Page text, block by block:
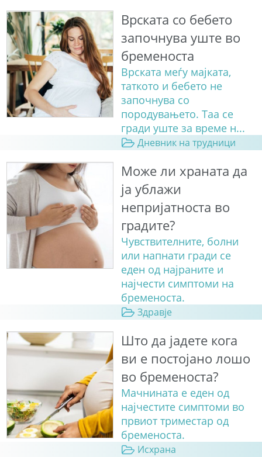
Врската со бебето
започнува уште во
бременоста
Врската меѓу мајката,
таткото и бебето не
започнува со
породувањето. Таа се
гради уште за време н...
Дневник на трудници
Може ли храната да
ја ублажи
непријатноста во
градите?
Чувствителните, болни
или напнати гради се
еден од најраните и
најчести симптоми на
бременоста.
Здравје
Што да јадете кога
ви е постојано лошо
во бременоста?
Мачнината е еден од
најчестите симптоми во
првиот триместар од
бременоста.
Исхрана